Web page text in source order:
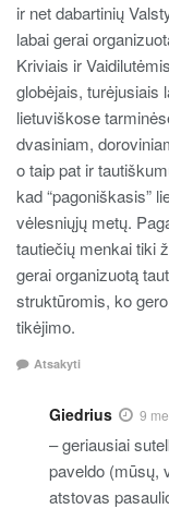
ir net dabartinių
labai gerai
Kriviais ir
globėjais, turėjusiais
lietuviškose
dvasiniam,
o taip pat ir
kad “pagoniškasis”
vėlesniųjų metų.
tautiečių menkai tiki
gerai organizuotą
struktūromis, ko
tikėjimo.
Atsakyti
Giedrius 9
– geriausiai
paveldo (mūsų,
atstovas